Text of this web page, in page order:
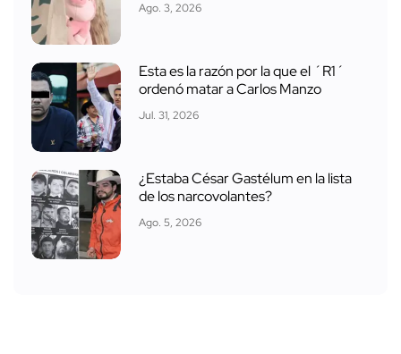
Ago. 3, 2026
Esta es la razón por la que el ´R1´
ordenó matar a Carlos Manzo
Jul. 31, 2026
¿Estaba César Gastélum en la lista
de los narcovolantes?
Ago. 5, 2026